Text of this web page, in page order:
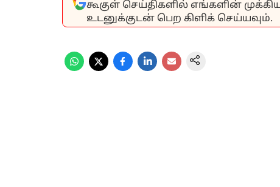
கூகுள் செய்திகளில் எங்களின்
உடனுக்குடன் பெற கிளிக் செய்யவும்.